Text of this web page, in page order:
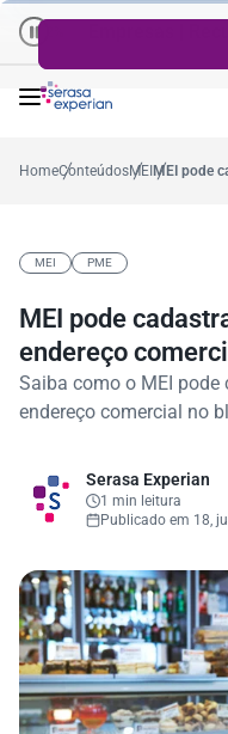
-0,2% Empresas |
no ano
HomeConteúdosMEI MEI pode
MEI PME
MEI pode
endereço
Saiba como o MEI
endereço comercial no
Serasa Experian
1 min leitura
Publicado em 18,